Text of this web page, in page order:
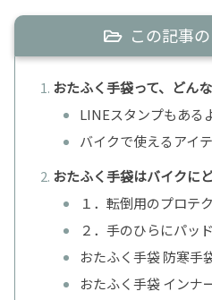
この記事
おたふく手袋って、どん
LINEスタンプもある
バイクで使えるアイ
おたふく手袋はバイクに
１．転倒用のプロテ
２．手のひらにパッ
おたふく手袋 防寒手
おたふく手袋 インナ